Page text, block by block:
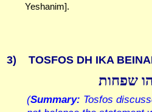
Yeshanim].
3) TOSFOS DH IKA
שפחות
(Summary: Tosfos